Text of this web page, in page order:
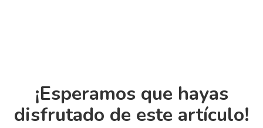
¡Esperamos que hayas
disfrutado de este artículo!